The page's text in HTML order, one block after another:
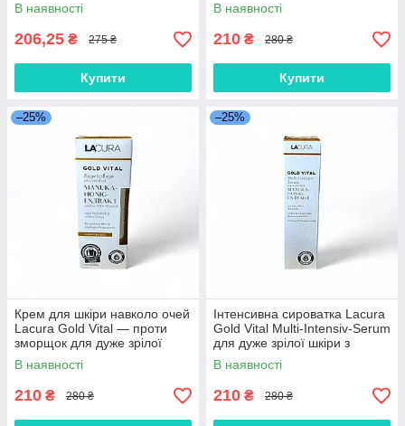
В наявності
206,25 ₴ 275 ₴
Купити
В наявності
210 ₴ 280 ₴
Купити
–25%
Крем для шкіри навколо очей
Lacura Gold Vital — проти
зморщок для дуже зрілої
шкіри, без аромату 15 мл
В наявності
210 ₴ 280 ₴
–25%
Інтенсивна сироватка Lacura
Gold Vital Multi-Intensiv-Serum
для дуже зрілої шкіри з
екстрактом меду манука, 30
мл
В наявності
210 ₴ 280 ₴